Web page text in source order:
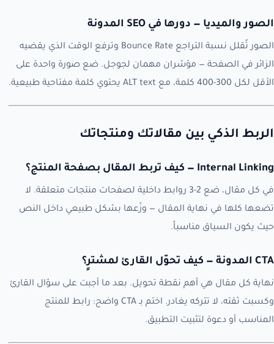
الصور والميديا — دورها في SEO المدونة
الصور تُقلل نسبة التراجع Bounce Rate وترفع الوقت الذي يقضيه
الزائر في الصفحة — مؤشران مهمان لجوجل. ضع صورة واحدة على
الأقل لكل 300-400 كلمة، مع ALT text يحتوي كلمة مفتاحية طبيعية.
الربط الذكي بين مقالاتك ومنتجاتك
Internal Linking — كيف تربط المقال بصفحة المنتج؟
في كل مقال، ضع 2-3 روابط داخلية لصفحات منتجات متعلقة. لا
تضعها كلها في نهاية المقال — وزّعها بشكل طبيعي داخل النص
حيث يكون السياق مناسباً.
CTA المدونة — كيف تحوّل القارئ لمشترٍ؟
نهاية كل مقال هي أهم نقطة تحويل. بعد ما أجبت على سؤال القارئ
وكسبت ثقته، لا تتركه يغادر. اختم بـ CTA واضح: رابط للمنتج
المناسب أو دعوة لتثبيت التطبيق.